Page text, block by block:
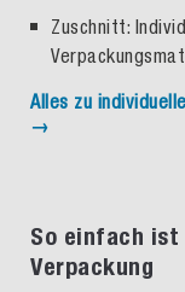
Zuschnitt:
Alles zu
→
So einfach ist
Verpackung